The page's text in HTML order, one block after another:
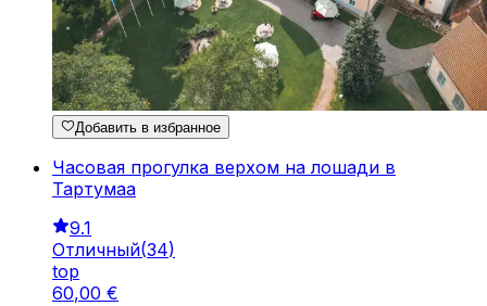
Добавить в избранное
Часовая прогулка верхом на лошади в
Тартумаа
9.1
Отличный(34)
top
60,00 €